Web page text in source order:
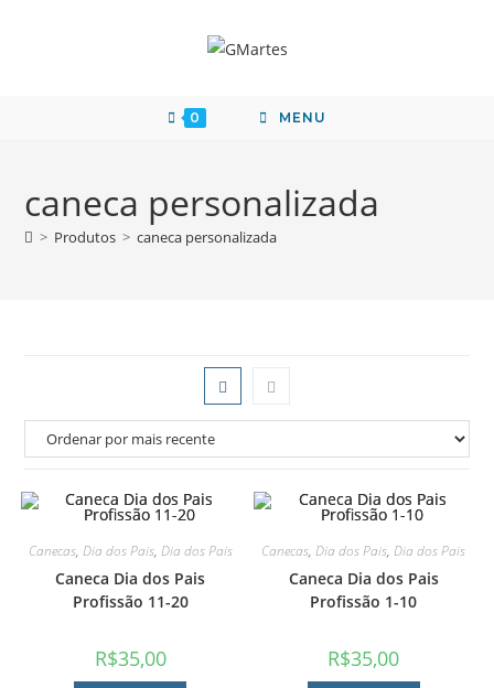
0 MENU
caneca personalizada
> Produtos > caneca personalizada
Canecas, Dia dos Pais, Dia dos Pais
Caneca Dia dos Pais
Profissão 11-20
R$35,00
Canecas,Dia dos Pais,Dia dos Pais
Caneca Dia dos Pais
Profissão 1-10
R$35,00